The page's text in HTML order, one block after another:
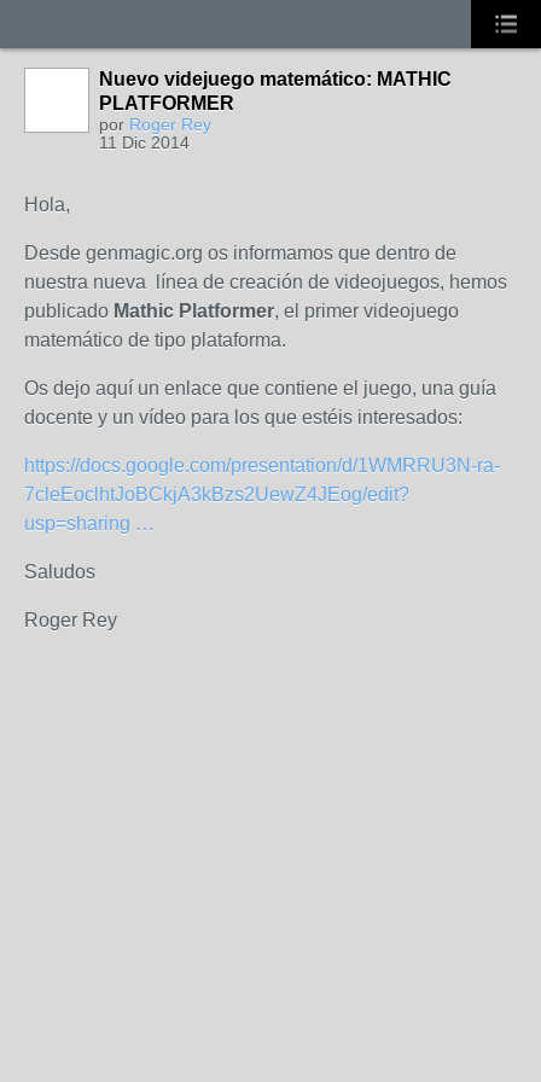
Nuevo videjuego matemático: MATHIC
PLATFORMER
por Roger Rey
11 Dic 2014
Hola,
Desde genmagic.org os informamos que dentro de
nuestra nueva línea de creación de videojuegos, hemos
publicado Mathic Platformer, el primer videojuego
matemático de tipo plataforma.
Os dejo aquí un enlace que contiene el juego, una guía
docente y un vídeo para los que estéis interesados:
https://docs.google.com/presentation/d/1WMRRU3N-ra-
7cleEoclhtJoBCkjA3kBzs2UewZ4JEog/edit?
usp=sharing …
Saludos
Roger Rey